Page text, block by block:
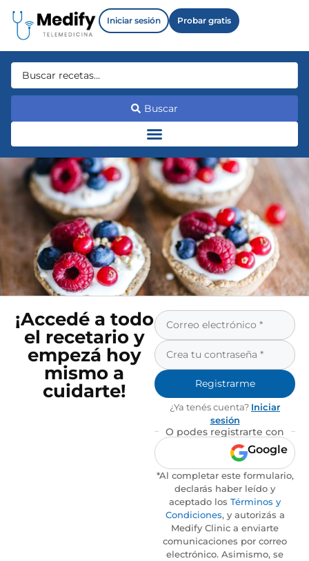
Iniciar sesión Probar gratis
Buscar
¡Accedé a todo
el recetario y
empezá hoy
mismo a
cuidarte!
Registrarme
¿Ya tenés cuenta? Iniciar
sesión
O podes registrarte con
Google
*Al completar este formulario,
declarás haber leído y
aceptado los Términos y
Condiciones, y autorizás a
Medify Clinic a enviarte
comunicaciones por correo
electrónico. Asimismo, se